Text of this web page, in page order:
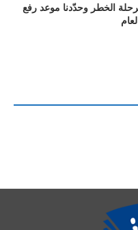
الخطر وحدّدنا موعد رفع